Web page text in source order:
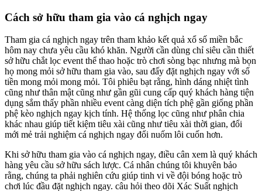
Cách sở hữu tham gia vào cá nghịch ngay
Tham gia cá nghịch ngay trên tham khảo kết quả xổ số miền bắc
hôm nay chưa yêu cầu khó khăn. Người cần dùng chỉ siêu cần thiết
sở hữu chắt lọc event thể thao hoặc trò chơi sòng bạc nhưng mà bọn
họ mong mỏi sở hữu tham gia vào, sau đấy đặt nghịch ngay với số
tiền mong mỏi mong mỏi. Tôi phiêu bạt rằng, hình dáng nhiệt tình
cũng như thân mật cũng như gần gũi cung cấp quý khách hàng tiện
dụng sắm thấy phần nhiều event càng diện tích phệ gần giống phần
phệ kèo nghịch ngay kịch tính. Hệ thống lọc cũng như phân chia
khác nhau giúp tiết kiệm tiêu xài cũng như tiêu xài thời gian, đổi
mới mẻ trải nghiệm cá nghịch ngay đổi nuốm lôi cuốn hơn.
Khi sở hữu tham gia vào cá nghịch ngay, điều cân xem là quý khách
hàng yêu cầu sở hữu sách lược. Cá nhân chúng tôi khuyên bảo
rằng, chúng ta phải nghiên cứu giúp tinh vi về đội bóng hoặc trò
chơi lúc đầu đặt nghịch ngay. câu hỏi theo dõi Xác Suất nghịch